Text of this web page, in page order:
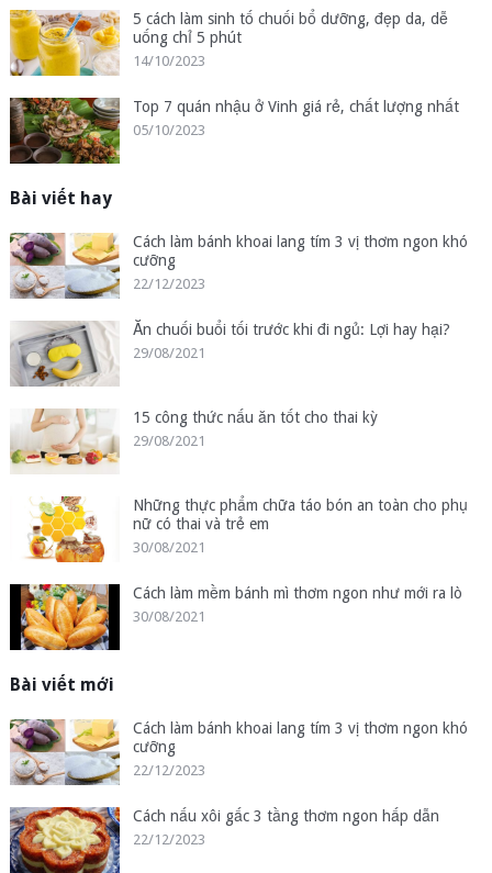
5 cách làm sinh tố chuối bổ dưỡng, đẹp da, dễ
uống chỉ 5 phút
14/10/2023
Top 7 quán nhậu ở Vinh giá rẻ, chất lượng nhất
05/10/2023
Bài viết hay
Cách làm bánh khoai lang tím 3 vị thơm ngon khó
cưỡng
22/12/2023
Ăn chuối buổi tối trước khi đi ngủ: Lợi hay hại?
29/08/2021
15 công thức nấu ăn tốt cho thai kỳ
29/08/2021
Những thực phẩm chữa táo bón an toàn cho phụ
nữ có thai và trẻ em
30/08/2021
Cách làm mềm bánh mì thơm ngon như mới ra lò
30/08/2021
Bài viết mới
Cách làm bánh khoai lang tím 3 vị thơm ngon khó
cưỡng
22/12/2023
Cách nấu xôi gấc 3 tầng thơm ngon hấp dẫn
22/12/2023